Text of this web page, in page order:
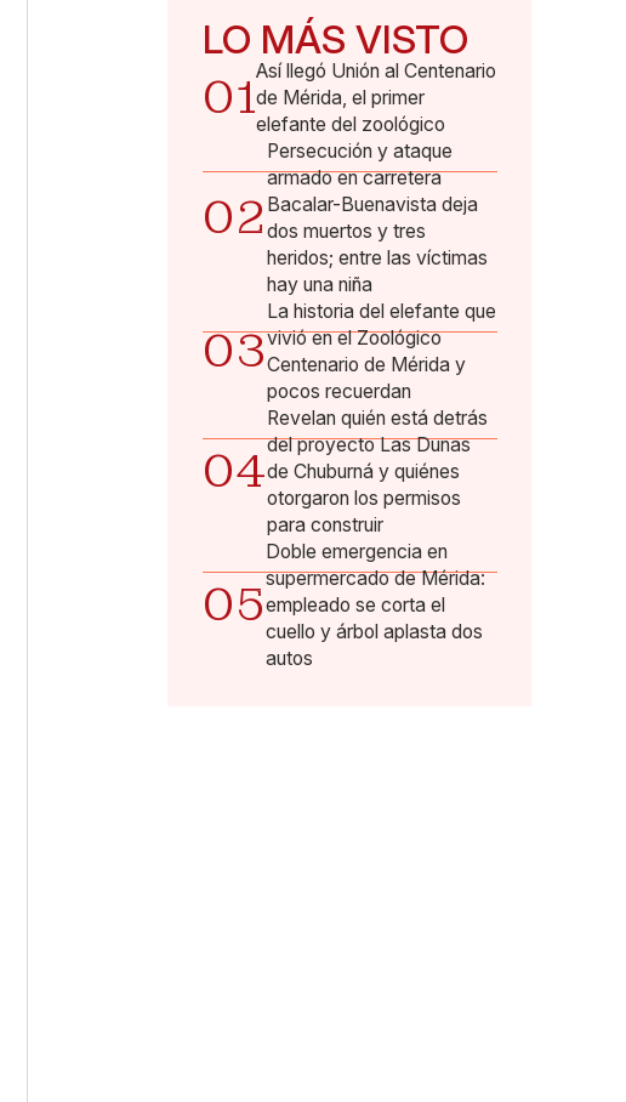
LO MÁS VISTO
01Así llegó Unión al Centenario
de Mérida, el primer
elefante del zoológico
02
Persecución y ataque
armado en carretera
Bacalar-Buenavista deja
dos muertos y tres
heridos; entre las víctimas
hay una niña
03
La historia del elefante que
vivió en el Zoológico
Centenario de Mérida y
pocos recuerdan
04
Revelan quién está detrás
del proyecto Las Dunas
de Chuburná y quiénes
otorgaron los permisos
para construir
05
Doble emergencia en
supermercado de Mérida:
empleado se corta el
cuello y árbol aplasta dos
autos